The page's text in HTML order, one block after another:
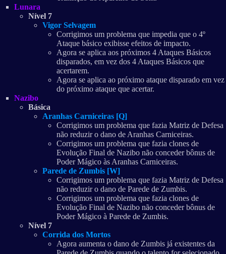
Lunara
Nível 7
Vigor Selvagem
Corrigimos um problema que impedia que o 4º
Ataque básico exibisse efeitos de impacto.
Agora se aplica aos próximos 4 Ataques Básicos
disparados, em vez dos 4 Ataques Básicos que
acertarem.
Agora se aplica ao próximo ataque disparado em vez
do próximo ataque que acertar.
Nazibo
Básica
Aranhas Carniceiras [Q]
Corrigimos um problema que fazia Matriz de Defesa
não reduzir o dano de Aranhas Carniceiras.
Corrigimos um problema que fazia clones de
Evolução Final de Nazibo não conceder bônus de
Poder Mágico às Aranhas Carniceiras.
Parede de Zumbis [W]
Corrigimos um problema que fazia Matriz de Defesa
não reduzir o dano de Parede de Zumbis.
Corrigimos um problema que fazia clones de
Evolução Final de Nazibo não conceder bônus de
Poder Mágico à Parede de Zumbis.
Nível 7
Corrida dos Mortos
Agora aumenta o dano de Zumbis já existentes da